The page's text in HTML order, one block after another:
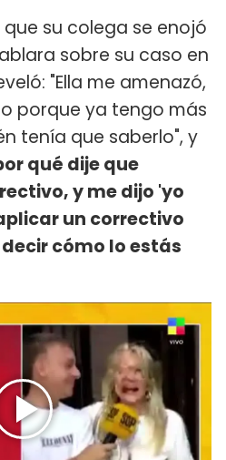
su colega se enojó
sobre su caso en
"Ella me amenazó,
porque ya tengo más
tenía que saberlo", y
qué dije que
y me dijo 'yo
un correctivo
decir cómo lo estás